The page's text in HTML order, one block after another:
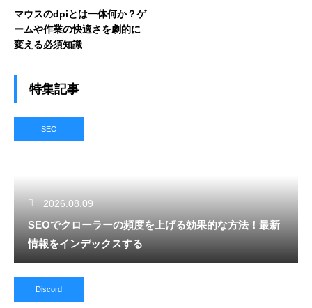
マウスのdpiとは一体何か？ゲ
ームや作業の快適さを劇的に
変える必須知識
特集記事
SEO
2026.08.09
SEOでクローラーの頻度を上げる効果的な方法！最新
情報をインデックスする
Discord